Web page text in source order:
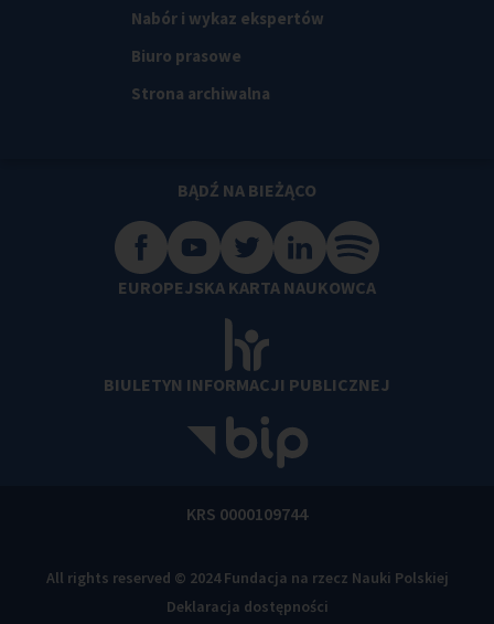
Nabór i wykaz ekspertów
Biuro prasowe
Strona archiwalna
BĄDŹ NA BIEŻĄCO
EUROPEJSKA KARTA NAUKOWCA
BIULETYN INFORMACJI PUBLICZNEJ
KRS 0000109744
All rights reserved © 2024 Fundacja na rzecz Nauki Polskiej
Deklaracja dostępności